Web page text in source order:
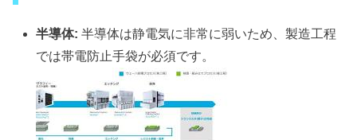
半導体: 半導体は静電気に非常に弱いため、製造工程
では帯電防止手袋が必須です。